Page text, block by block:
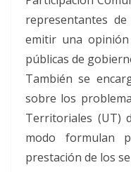
representantes
emitir una
públicas de
También se
sobre los
Territoriales (UT)
modo formulan
prestación de los